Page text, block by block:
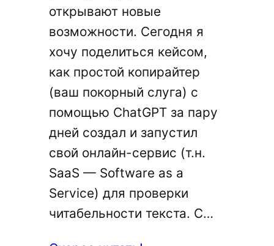
открывают новые
возможности. Сегодня я
хочу поделиться кейсом,
как простой копирайтер
(ваш покорный слуга) с
помощью ChatGPT за пару
дней создал и запустил
свой онлайн-сервис (т.н.
SaaS — Software as a
Service) для проверки
читабельности текста. С…